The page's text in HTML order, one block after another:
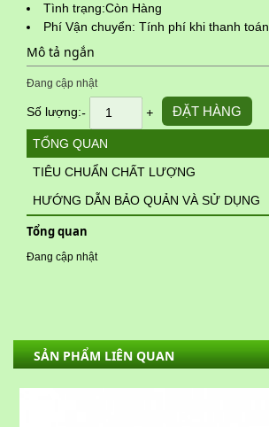
Tình trạng:Còn Hàng
Phí Vận chuyển: Tính phí khi thanh toán
Mô tả ngắn
Đang cập nhật
Số lượng:- + ĐẶT HÀNG
TỔNG QUAN
TIÊU CHUẨN CHẤT LƯỢNG
HƯỚNG DẪN BẢO QUẢN VÀ SỬ DỤNG
Tổng quan
Đang cập nhật
SẢN PHẨM LIÊN QUAN